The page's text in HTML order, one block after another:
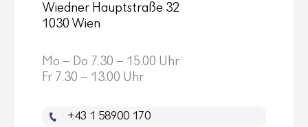
Wiedner Hauptstraße 32
1030 Wien
Mo – Do 7.30 – 15.00 Uhr
Fr 7.30 – 13.00 Uhr
+43 1 58900 170